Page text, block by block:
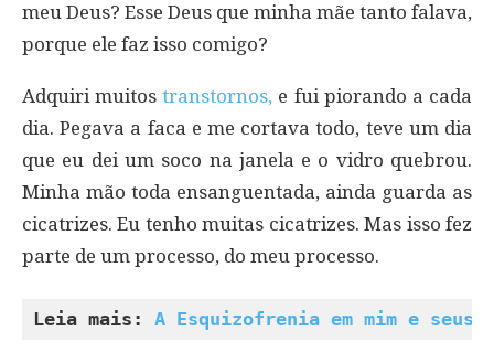
meu Deus? Esse Deus que minha mãe tanto falava,
porque ele faz isso comigo?
Adquiri muitostranstornos, e fui piorando a cada
dia. Pegava a faca e me cortava todo, teve um dia
que eu dei um soco na janela e o vidro quebrou.
Minha mão toda ensanguentada, ainda guarda as
cicatrizes. Eu tenho muitas cicatrizes. Mas isso fez
parte de um processo, do meu processo.
Leia mais: A Esquizofrenia em mim e seus